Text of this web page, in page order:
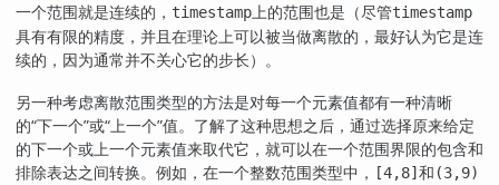
一个范围就是连续的， timestamp上的范围也是（尽管timestamp
具有有限的精度，并且在理论上可以被当做离散的，最好认为它是连
续的，因为通常并不关心它的步长）。
另一种考虑离散范围类型的方法是对每一个元素值都有一种清晰
的“下一个”或“上一个”值。了解了这种思想之后，通过选择原来给定
的下一个或上一个元素值来取代它，就可以在一个范围界限的包含和
排除表达之间转换。例如，在一个整数范围类型中，
[4,8] 和 (3,9)